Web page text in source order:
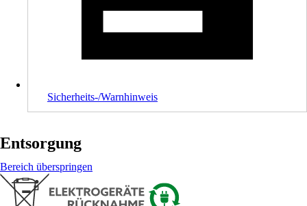
Sicherheits-/Warnhinweis
Entsorgung
Bereich überspringen